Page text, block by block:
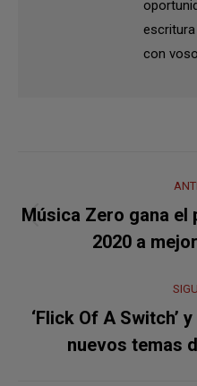
con
entre
Música Zero gana el
2020 a
‘Flick Of A Switch’
nuevos temas